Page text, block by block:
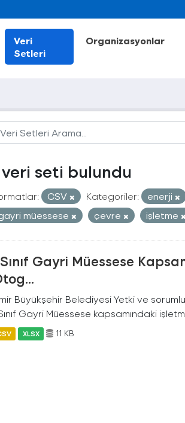
Veri
Setleri
Organizasyonlar
veri seti bulundu
CSV Kategoriler: enerji
müessese
çevre işletme
Gayri Müessese
Büyükşehir Belediyesi Yetki ve
Gayri Müessese kapsamındaki
XLSX 11 KB